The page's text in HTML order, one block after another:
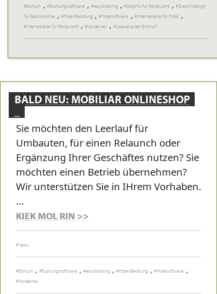
Borkum , Buchungssoftware , easybooking , Graphik für Restaurant ,
Graphikdesign
für Gastronomie , Hotel-Beratung , Hotelsoftware , Internetseite für Hotel ,
Internetseite für Restaurant , Norderney , Speisekarten Entwurf
BALD NEU: MOBILIAR ONLINESHOP
Sie möchten den Leerlauf für
Umbauten, für einen Relaunch oder
Ergänzung Ihrer Geschäftes nutzen? Sie
möchten einen Betrieb übernehmen?
Wir unterstützen Sie in IHrem Vorhaben.
…
KIEK MOL RIN >>
News
Borkum , Buchungssoftware , easybooking , Hotel-Beratung , Hotelsoftware ,
Norderney